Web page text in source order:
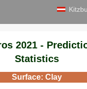
2021 -
Statistics
Surface: Clay